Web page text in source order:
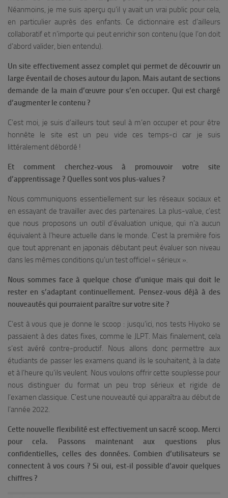
Néanmoins, je me suis aperçu qu’il y avait un vrai public pour cela,
en particulier auprès des enfants. Ce dictionnaire est d’ailleurs
collaboratif et n’importe qui peut enrichir son contenu (que l’on doit
d’abord valider, bien entendu).
Un site effectivement assez complet qui permet de découvrir un
large éventail de choses autour du Japon. Mais autant de sections
demande de la main d’œuvre pour s’en occuper. Qui est chargé
d’augmenter le contenu ?
C’est moi, je suis d’ailleurs tout seul à m’en occuper et pour être
honnête le site est un peu vide ces temps-ci car je suis
littéralement débordé !
Et comment cherchez-vous à promouvoir votre site
d’apprentissage ? Quelles sont vos plus-values ?
Nous communiquons essentiellement sur les réseaux sociaux et
en essayant de travailler avec des partenaires. La plus-value, c’est
que nous proposons un outil d’évaluation unique, qui n’a aucun
équivalent à l’heure actuelle dans le monde. C’est la première fois
que tout apprenant en japonais débutant peut évaluer son niveau
dans les mêmes conditions qu’un test officiel « sérieux ».
Nous sommes face à quelque chose d’unique mais qui doit le
rester en s’adaptant continuellement. Pensez-vous déjà à des
nouveautés qui pourraient paraître sur votre site ?
C’est à vous que je donne le scoop : jusqu’ici, nos tests Hiyoko se
passaient à des dates fixes, comme le JLPT. Mais finalement, cela
s’est avéré contre-productif. Nous allons donc permettre aux
étudiants de passer les examens quand ils le souhaitent, à la date
et à l’heure qu’ils veulent. Nous voulons offrir cette souplesse pour
nous distinguer du format un peu trop sérieux et rigide de
l’examen classique. C’est une nouveauté qui apparaîtra au début de
l’année 2022.
Cette nouvelle flexibilité est effectivement un sacré scoop. Merci
pour cela. Passons maintenant aux questions plus
confidentielles, celles des données. Combien d’utilisateurs se
connectent à vos cours ? Si oui, est-il possible d’avoir quelques
chiffres ?